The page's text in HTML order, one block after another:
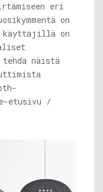
eri
on
käyttäjillä on
näistä
etusivu /